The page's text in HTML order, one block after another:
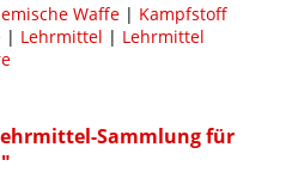
Waffe | Kampfstoff
| Lehrmittel | Lehrmittel
Sammlung für